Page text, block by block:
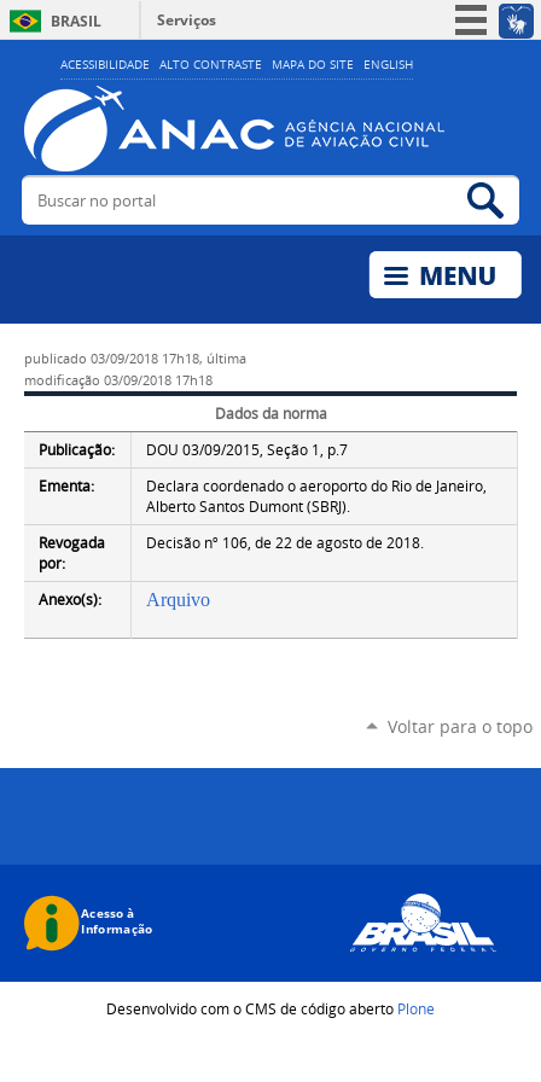
ACESSIBILIDADE ALTO CONTRASTE MAPA DO SITE ENGLISH
BRASIL
Serviços
Simplifique!
Acesso à informação
Legislação
Buscar no portal
publicado 03/09/2018 17h18, última
modificação 03/09/2018 17h18
Dados da norma
Publicação:
DOU 03/09/2015, Seção 1, p.7
Ementa:
Declara coordenado o aeroporto do Rio de Janeiro,
Alberto Santos Dumont (SBRJ).
Revogada
por:
Decisão nº 106, de 22 de agosto de 2018.
Anexo(s): Arquivo
Voltar para o topo
Desenvolvido com o CMS de código aberto Plone